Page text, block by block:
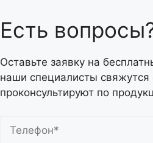
Есть
Оставьте заявку на
наши специалисты свяжутся
проконсультируют по